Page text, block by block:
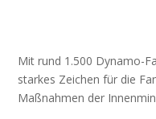
Mit rund 1.500 Dyna­mo-
star­kes Zei­chen für die
Maß­nah­men der